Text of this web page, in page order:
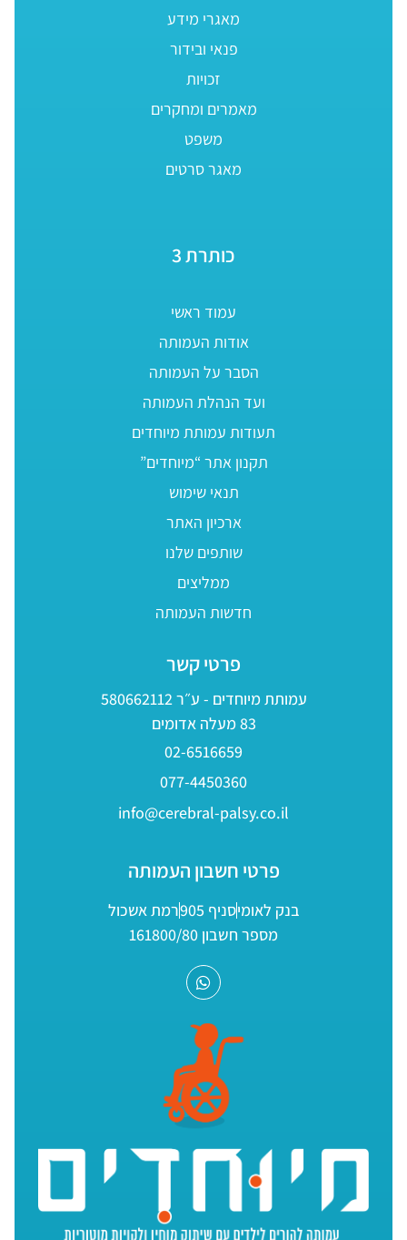
מאגרי מידע
פנאי ובידור
זכויות
מאמרים ומחקרים
משפט
מאגר סרטים
כותרת 3
עמוד ראשי
אודות העמותה
הסבר על העמותה
ועד הנהלת העמותה
תעודות עמותת מיוחדים
תקנון אתר “מיוחדים”
תנאי שימוש
ארכיון האתר
שותפים שלנו
ממליצים
חדשות העמותה
פרטי קשר
עמותת מיוחדים - ע״ר 580662112
83 מעלה אדומים
02-6516659
077-4450360
info@cerebral-palsy.co.il
פרטי חשבון העמותה
בנק לאומיסניף 905
רמת אשכול
מספר חשבון 161800/80